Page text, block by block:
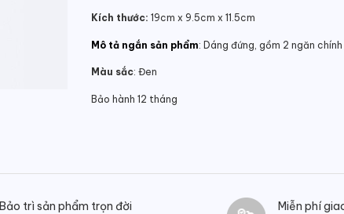
Kích thước: 19cm x 9.5cm x 11.5cm
Mô tả ngắn sản phẩm: Dáng đứng, gồm 2 ngăn
Màu sắc: Đen
Bảo hành 12 tháng
Bảo trì sản phẩm trọn đời Miễn phí